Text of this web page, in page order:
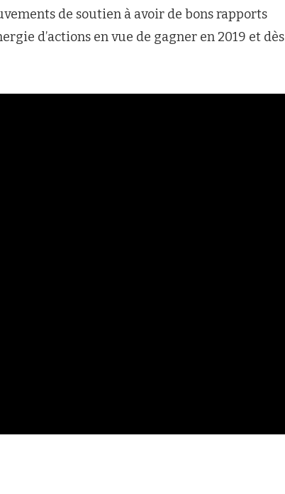
de soutien à avoir de bons rapports
d’actions en vue de gagner en 2019 et dès